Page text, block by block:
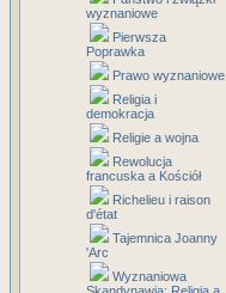
wyznaniowe
Pierwsza
Poprawka
Prawo wyznaniowe
Religia i
demokracja
Religie a wojna
Rewolucja
francuska a Kościół
Richelieu i raison
d'état
Tajemnica Joanny
'Arc
Wyznaniowa